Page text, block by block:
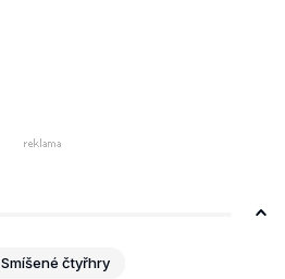
Smíšené čtyřhry